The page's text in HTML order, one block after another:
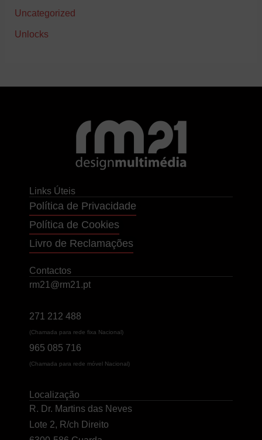
Uncategorized
Unlocks
Links Úteis
Política de Privacidade
Política de Cookies
Livro de Reclamações
Contactos
rm21@rm21.pt
271 212 488
(Chamada para rede fixa Nacional)
965 085 716
(Chamada para rede móvel Nacional)
Localização
R. Dr. Martins das Neves
Lote 2, R/ch Direito